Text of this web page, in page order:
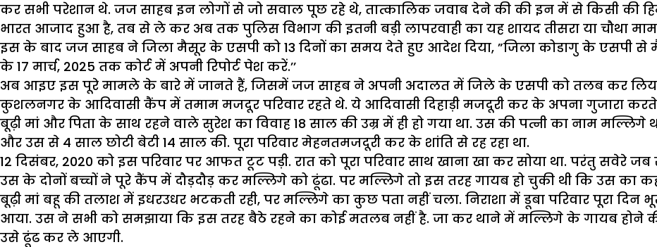
कर सभी परेशान थे. जज साहब इन लोगों से जो सवाल पूछ रहे थे, तात्कालिक जवाब देने की की इन में से किसी की
भारत आजाद हुआ है, तब से ले कर अब तक पुलिस विभाग की इतनी बड़ी लापरवाही का यह शायद तीसरा या चौथा
इस के बाद जज साहब ने जिला मैसूर के एसपी को 13 दिनों का समय देते हुए आदेश दिया, ”जिला कोडागु के एसपी
के 17 मार्च, 2025 तक कोर्ट में अपनी रिपोर्ट पेश करें.’’
अब आइए इस पूरे मामले के बारे में जानते हैं, जिसमें जज साहब ने अपनी अदालत में जिले के एसपी को तलब कर
कुशलनगर के आदिवासी कैंप में तमाम मजदूर परिवार रहते थे. ये आदिवासी दिहाड़ी मजदूरी कर के अपना गुजारा करते
बूढ़ी मां और पिता के साथ रहने वाले सुरेश का विवाह 18 साल की उम्र में ही हो गया था. उस की पत्नी का नाम
और उस से 4 साल छोटी बेटी 14 साल की. पूरा परिवार मेहनतमजदूरी कर के शांति से रह रहा था.
12 दिसंबर, 2020 को इस परिवार पर आफत टूट पड़ी. रात को पूरा परिवार साथ खाना खा कर सोया था. परंतु सवेरे
उस के दोनों बच्चों ने पूरे कैंप में दौड़दौड़ कर मल्लिगे को ढूंढा. पर मल्लिगे तो इस तरह गायब हो चुकी थी कि उस का
बूढ़ी मां बहू की तलाश में इधरउधर भटकती रही, पर मल्लिगे का कुछ पता नहीं चला. निराशा में डूबा परिवार पूरा दिन
आया. उस ने सभी को समझाया कि इस तरह बैठे रहने का कोई मतलब नहीं है. जा कर थाने में मल्लिगे के गायब होने की
उसे ढूंढ कर ले आएगी.